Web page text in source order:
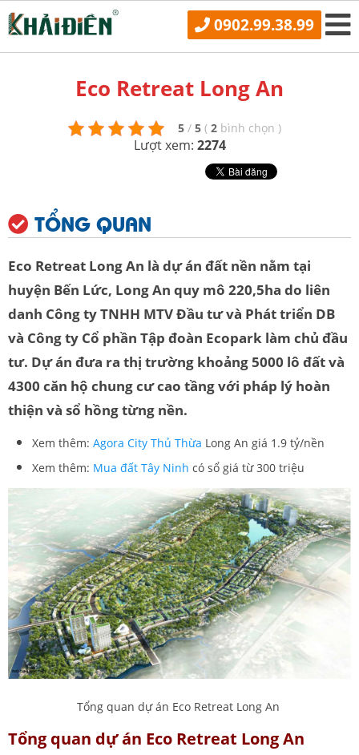
0902.99.38.99
Eco Retreat Long An
5 / 5 ( 2 bình chọn )
Lượt xem: 2274
TỔNG QUAN
Eco Retreat Long An là dự án đất nền nằm tại
huyện Bến Lức, Long An quy mô 220,5ha do liên
danh Công ty TNHH MTV Đầu tư và Phát triển DB
và Công ty Cổ phần Tập đoàn Ecopark làm chủ đầu
tư. Dự án đưa ra thị trường khoảng 5000 lô đất và
4300 căn hộ chung cư cao tầng với pháp lý hoàn
thiện và sổ hồng từng nền.
Xem thêm: Agora City Thủ Thừa Long An giá 1.9 tỷ/nền
Xem thêm: Mua đất Tây Ninh có sổ giá từ 300 triệu
Tổng quan dự án Eco Retreat Long An
Tổng quan dự án Eco Retreat Long An